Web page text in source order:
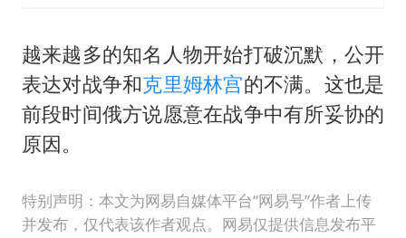
越来越多的知名人物开始打破沉默，公开
表达对战争和克里姆林宫的不满。这也是
前段时间俄方说愿意在战争中有所妥协的
原因。
特别声明：本文为网易自媒体平台“网易号”作者上传
并发布，仅代表该作者观点。网易仅提供信息发布平